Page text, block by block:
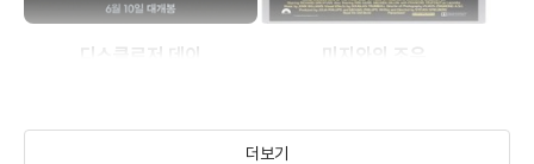
디스클로저 데이 미지와의 조우
더보기